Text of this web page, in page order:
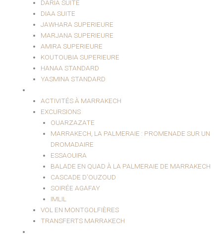
DARIA SUITE
DIAA SUITE
JAWHARA SUPERIEURE
MARJANA SUPERIEURE
AMIRA SUPERIEURE
KOUTOUBIA SUPERIEURE
HANAA STANDARD
YASMINA STANDARD
ACTIVITÉS À MARRAKECH
EXCURSIONS
OUARZAZATE
MARRAKECH, LA PALMERAIE : PROMENADE SUR UN
DROMADAIRE
ESSAOUIRA
BALADE EN QUAD À LA PALMERAIE DE MARRAKECH
CASCADE D’OUZOUD
SOIRÉE AGAFAY
IMLIL
VOL EN MONTGOLFIÈRES
TRANSFERTS MARRAKECH